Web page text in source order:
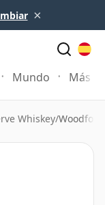
×
Mundo Más
Whiskey/